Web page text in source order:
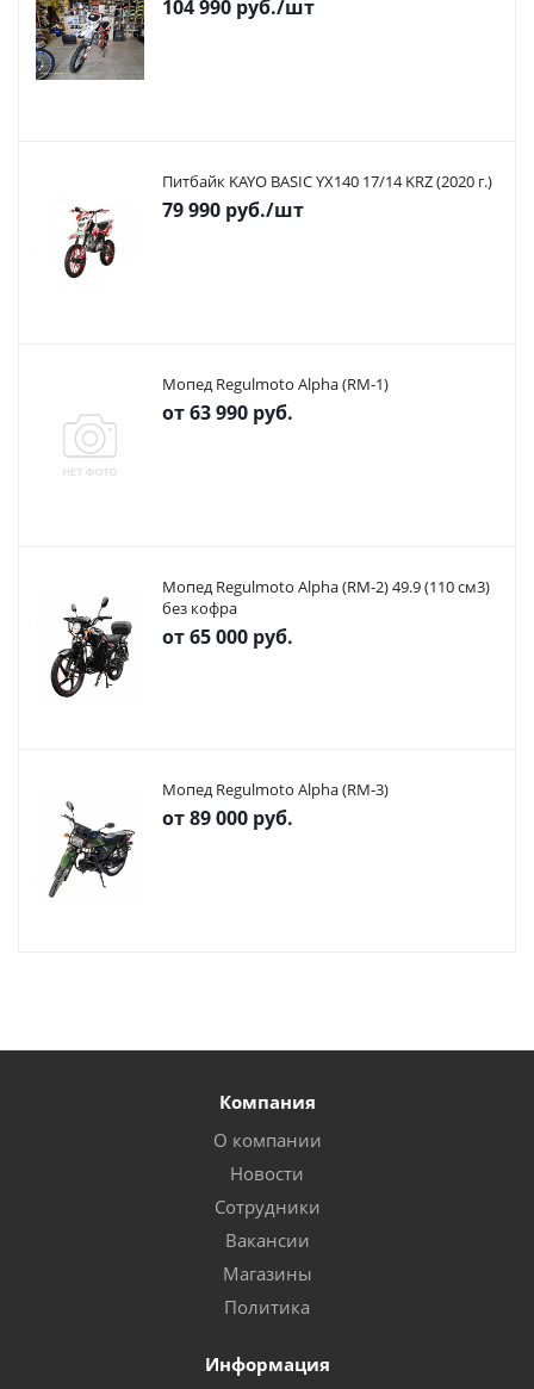
104 990 руб./шт
Питбайк KAYO BASIC YX140 17/14 KRZ (2020 г.)
79 990 руб./шт
Мопед Regulmoto Alpha (RM-1)
от63 990 руб.
Мопед Regulmoto Alpha (RM-2) 49.9 (110 см3)
без кофра
от65 000 руб.
Мопед Regulmoto Alpha (RM-3)
от89 000 руб.
Компания
О компании
Новости
Сотрудники
Вакансии
Магазины
Политика
Информация